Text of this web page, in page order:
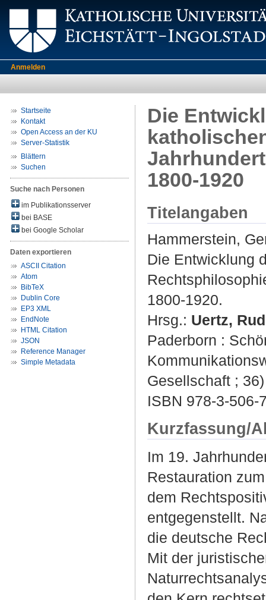
Anmelden
Startseite
Kontakt
Open Access an der KU
Server-Statistik
Blättern
Suchen
Suche nach Personen
im Publikationsserver
bei BASE
bei Google Scholar
Daten exportieren
ASCII Citation
Atom
BibTeX
Dublin Core
EP3 XML
EndNote
HTML Citation
JSON
Reference Manager
Simple Metadata
Die
1800-1920
Titelangaben
Hammerstein,
Die Entwicklung
1800-1920.
Hrsg.: Uertz,
Paderborn :
Gesellschaft ; 36)
ISBN 978-3-506-
Kurzfassung/
Im 19.
Restauration
dem
entgegenstellt.
die deutsche
Mit der